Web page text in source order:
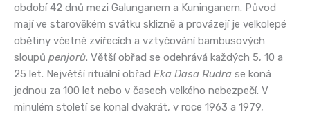
období 42 dnů mezi Galunganem a Kuninganem. Původ
mají ve starověkém svátku sklizně a provázejí je velkolepé
obětiny včetně zvířecích a vztyčování bambusových
sloupů penjorů. Větší obřad se odehrává každých 5, 10 a
25 let. Největší rituální obřad Eka Dasa Rudra se koná
jednou za 100 let nebo v časech velkého nebezpečí. V
minulém století se konal dvakrát, v roce 1963 a 1979,